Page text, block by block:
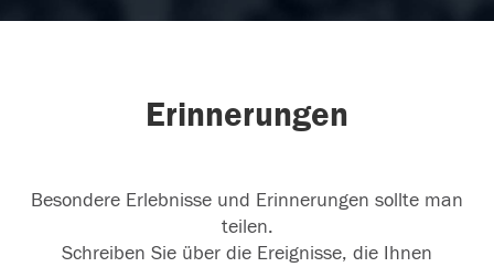
Erinnerungen
Besondere Erlebnisse und Erinnerungen sollte man
teilen.
Schreiben Sie über die Ereignisse, die Ihnen